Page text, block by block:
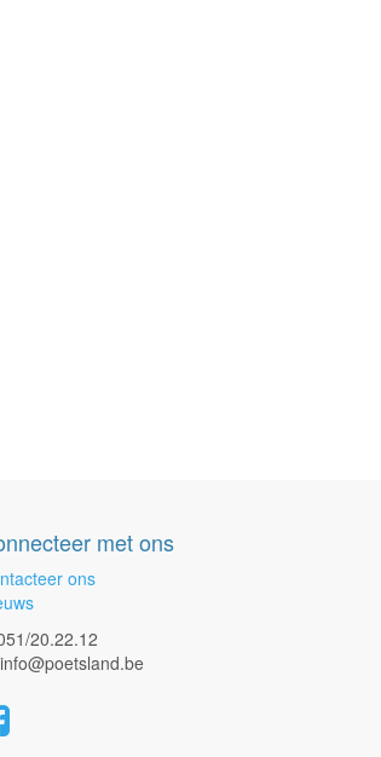
met ons
ons
20.22.12
info@poetsland.be